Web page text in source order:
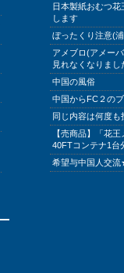
日本製紙おむつ
します
ぼったくり注意(
アメブロ(アメー
見れなくなりまし
中国の風俗
中国からFC２の
同じ内容は何度
【売商品】「花
40FTコンテナ1台
希望与中国人交